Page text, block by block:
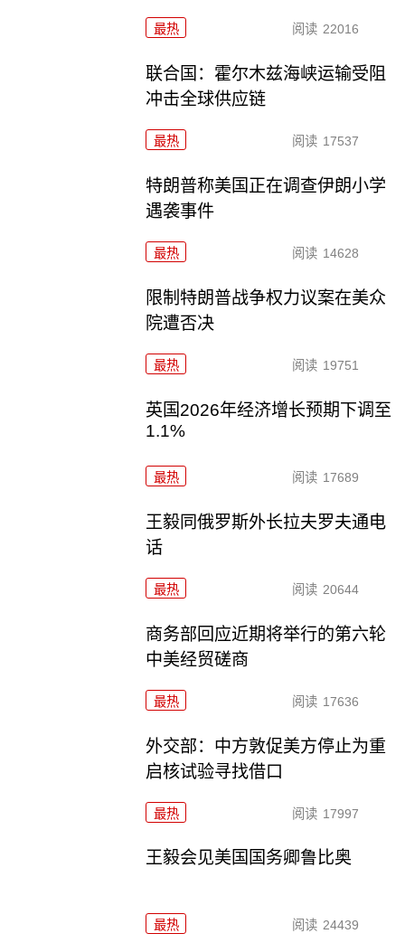
最热 阅读 22016
联合国：霍尔木兹海峡运输受阻
冲击全球供应链
最热 阅读 17537
特朗普称美国正在调查伊朗小学
遇袭事件
最热 阅读 14628
限制特朗普战争权力议案在美众
院遭否决
最热 阅读 19751
英国2026年经济增长预期下调至
1.1%
最热 阅读 17689
王毅同俄罗斯外长拉夫罗夫通电
话
最热 阅读 20644
商务部回应近期将举行的第六轮
中美经贸磋商
最热 阅读 17636
外交部：中方敦促美方停止为重
启核试验寻找借口
最热 阅读 17997
王毅会见美国国务卿鲁比奥
最热 阅读 24439